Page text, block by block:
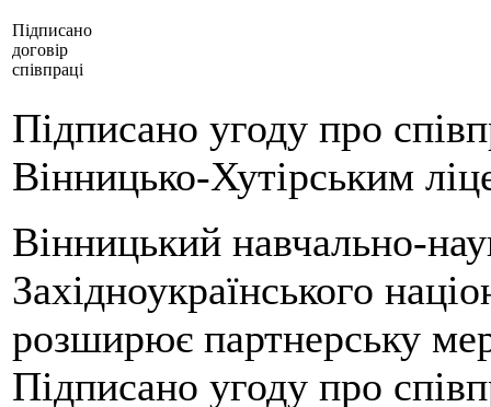
Підписано
договір
співпраці
Підписано угоду про
Вінницько-Хутірським
Вінницький навчально-
Західноукраїнського
розширює партнерську
Підписано угоду про